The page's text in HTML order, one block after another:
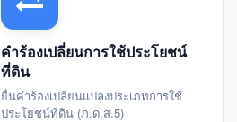
คำร้องเปลี่ยนการใช้ประโยชน์
ที่ดิน
ยื่นคำร้องเปลี่ยนแปลงประเภทการใช้
ประโยชน์ที่ดิน (ภ.ด.ส.5)